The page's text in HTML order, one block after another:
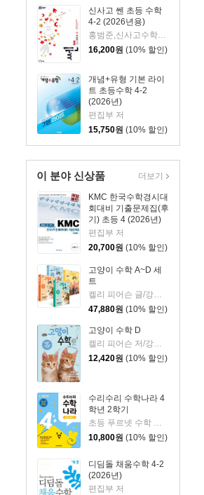
신사고 쎈 초등 수학
4-2 (2026년용)
홍범준,신사고수학콘텐츠연구회 공저
16,200원 (10% 할인)
개념+유형 기본 라이
트 초등수학 4-2
(2026년)
편집부 저
15,750원 (10% 할인)
이 분야 신상품
KMC 한국수학경시대
회대비 기출문제집(후
기) 초등 4 (2026년)
편집부 저
20,700원 (10% 할인)
고양이 수학 A~D 세
트
켈리 피어슨 글/강미선,조은영 역
47,880원 (10% 할인)
고양이 수학 D
켈리 피어슨 저/강미선,조은영 역
12,420원 (10% 할인)
수리수리 수학나라 4
학년 2학기
초등 푸르넷 수학 편집팀 저
10,800원 (10% 할인)
디딤돌 채움수학 4-2
(2026년)
편집부 저
더보기